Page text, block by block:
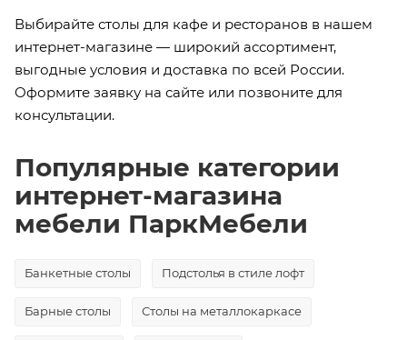
Выбирайте столы для кафе и ресторанов в нашем
интернет-магазине — широкий ассортимент,
выгодные условия и доставка по всей России.
Оформите заявку на сайте или позвоните для
консультации.
Популярные категории
интернет-магазина
мебели ПаркМебели
Банкетные столы Подстолья в стиле лофт
Барные столы Столы на металлокаркасе